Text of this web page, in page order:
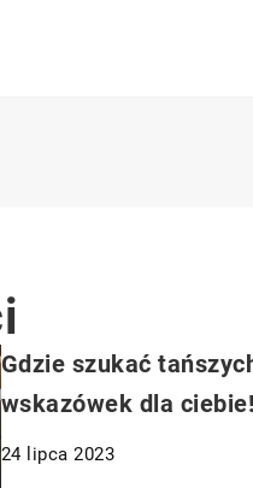
Gdzie szukać
wskazówek dla ciebie!
24 lipca 2023